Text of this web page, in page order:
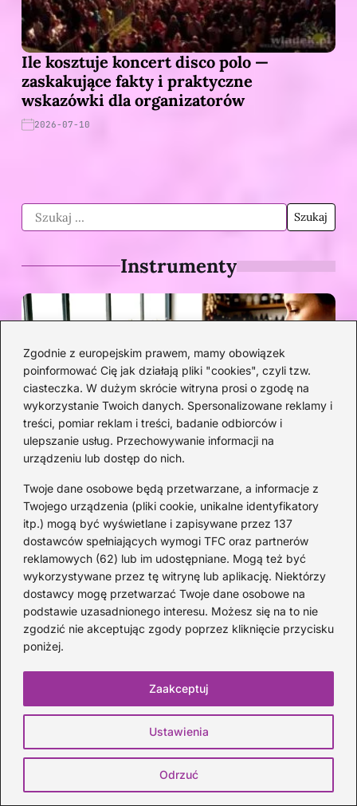
Zgodnie z europejskim prawem, mamy obowiązek
poinformować Cię jak działają pliki "cookies", czyli tzw.
ciasteczka. W dużym skrócie witryna prosi o zgodę na
wykorzystanie Twoich danych. Spersonalizowane reklamy i
treści, pomiar reklam i treści, badanie odbiorców i
ulepszanie usług. Przechowywanie informacji na
urządzeniu lub dostęp do nich.
Twoje dane osobowe będą przetwarzane, a informacje z
Twojego urządzenia (pliki cookie, unikalne identyfikatory
itp.) mogą być wyświetlane i zapisywane przez 137
dostawców spełniających wymogi TFC oraz partnerów
reklamowych (62) lub im udostępniane. Mogą też być
wykorzystywane przez tę witrynę lub aplikację. Niektórzy
dostawcy mogę przetwarzać Twoje dane osobowe na
podstawie uzasadnionego interesu. Możesz się na to nie
zgodzić nie akceptując zgody poprzez kliknięcie przycisku
poniżej.
Ustawienia
Odrzuć
Zaakceptuj
Ile kosztuje koncert disco polo —
zaskakujące fakty i praktyczne
wskazówki dla organizatorów
2026-07-10
Instrumenty
Akordy do Wielkiej Wody — chwyty
gitarowe z diagramami i wskazówkami
6 DNI TEMU
Kapodaster do ukulele: jak go używać i